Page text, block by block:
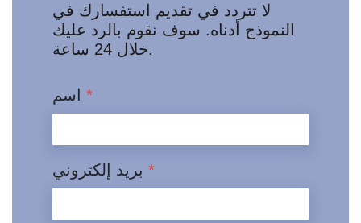
لا تتردد في تقديم استفسارك في
النموذج أدناه. سوف نقوم بالرد عليك
خلال 24 ساعة.
*
*